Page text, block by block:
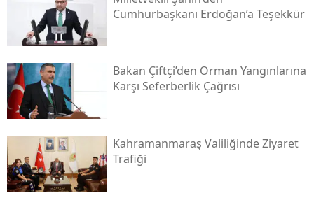
Cumhurbaşkanı Erdoğan’a Teşekkür
Bakan Çiftçi’den Orman Yangınlarına
Karşı Seferberlik Çağrısı
Kahramanmaraş Valiliğinde Ziyaret
Trafiği